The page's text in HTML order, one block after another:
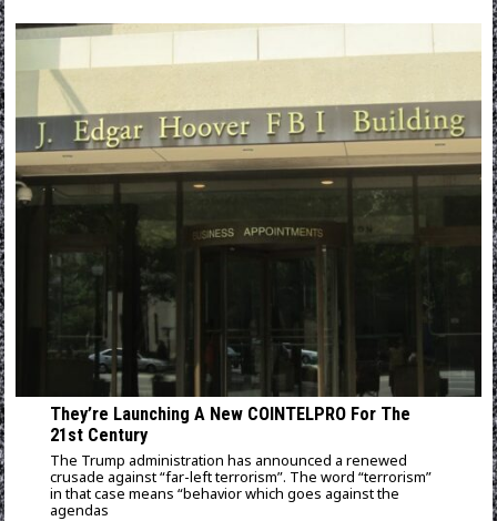
They’re Launching A New COINTELPRO For The
21st Century
The Trump administration has announced a renewed
crusade against “far-left terrorism”. The word “terrorism”
in that case means “behavior which goes against the
agendas